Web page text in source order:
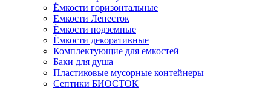
Ёмкости горизонтальные
Емкости Лепесток
Ёмкости подземные
Ёмкости декоративные
Комплектующие для емкостей
Баки для душа
Пластиковые мусорные контейнеры
Септики БИОСТОК